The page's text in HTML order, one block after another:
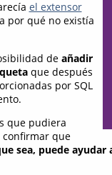
el extensor
por qué no existía
de añadir
que después
por SQL
que pudiera
confirmar que
sea, puede ayudar